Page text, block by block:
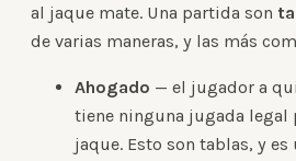
al jaque mate. Una partida son
de varias maneras, y las más
Ahogado — el jugador a
tiene ninguna jugada legal
jaque. Esto son tablas, y